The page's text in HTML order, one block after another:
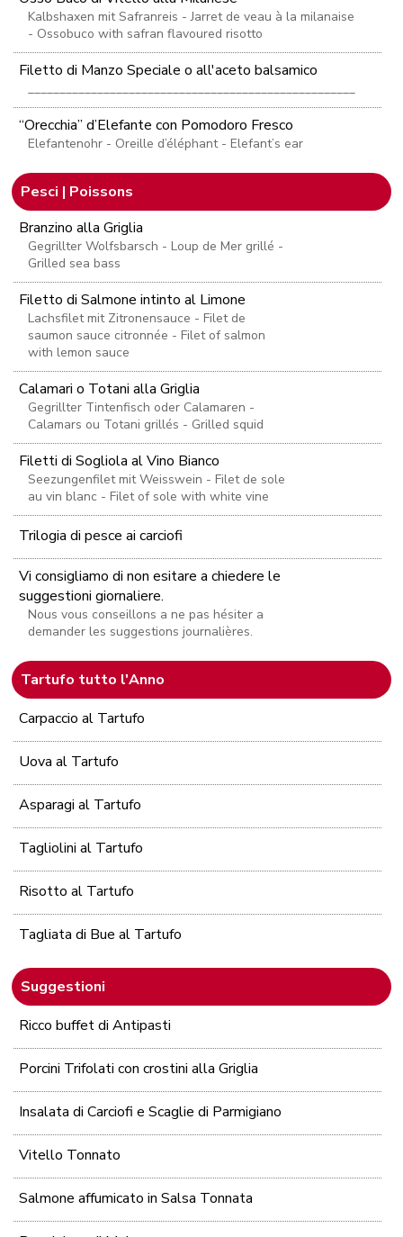
Kalbshaxen mit Safranreis - Jarret de veau à la milanaise
- Ossobuco with safran flavoured risotto
Filetto di Manzo Speciale o all'aceto balsamico
____________________________________________________
“Orecchia” d’Elefante con Pomodoro Fresco
Elefantenohr - Oreille d’éléphant - Elefant’s ear
Pesci | Poissons
Branzino alla Griglia
Gegrillter Wolfsbarsch - Loup de Mer grillé -
Grilled sea bass
Filetto di Salmone intinto al Limone
Lachsfilet mit Zitronensauce - Filet de
saumon sauce citronnée - Filet of salmon
with lemon sauce
Calamari o Totani alla Griglia
Gegrillter Tintenfisch oder Calamaren -
Calamars ou Totani grillés - Grilled squid
Filetti di Sogliola al Vino Bianco
Seezungenfilet mit Weisswein - Filet de sole
au vin blanc - Filet of sole with white vine
Trilogia di pesce ai carciofi
Vi consigliamo di non esitare a chiedere le
suggestioni giornaliere.
Nous vous conseillons a ne pas hésiter a
demander les suggestions journalières.
Tartufo tutto l'Anno
Carpaccio al Tartufo
Uova al Tartufo
Asparagi al Tartufo
Tagliolini al Tartufo
Risotto al Tartufo
Tagliata di Bue al Tartufo
Suggestioni
Ricco buffet di Antipasti
Porcini Trifolati con crostini alla Griglia
Insalata di Carciofi e Scaglie di Parmigiano
Vitello Tonnato
Salmone affumicato in Salsa Tonnata